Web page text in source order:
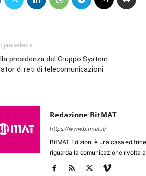
precedente
presidenza del Gruppo System
di reti di telecomunicazioni
Redazione BitMAT
https://www.bitmat.it/
BitMAT Edizioni è una casa
riguarda la comunicazione rivolta